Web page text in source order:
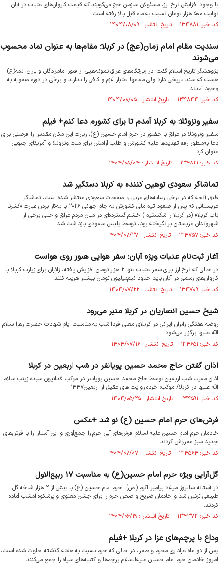
با وجود افزایش نرخ ارز، مسئولان سازمان حج می‌گویند که قیمت‌ کاروان‌های عتبات در آبان
نهایت ۵۰۰ هزار تومان نسبت به ماه قبل بالا رفته است.
کد خبر: ۱۳۴۸۸۱ تاریخ انتشار : ۱۴۰۴/۰۸/۰۹
سندیت مقام امام زمان(عج) در کربلا؛ مقام‌ها به عنوان نماد محسوب
می‌شوند
پژوهشگر تاریخ اسلام گفت: در زیارتگاه‌های عراق نمونه‌هایی از قبور امامزادگان و یاران ائمه(ع)
هست که سند تاریخی دارد ولی مقامها اعتبار لازم و کافی را ندارند و برخی در دوره صفویه به
وجود آمدند.
کد خبر: ۱۳۴۸۴۴ تاریخ انتشار : ۱۴۰۴/۰۸/۰۵
سفیر ونزوئلا: به کربلا آمدم تا برای کشورم دعا کنم+ فیلم
سفیر ونزوئلا در عراق با حضور در حرم امام حسین (ع)، زیارت این مکان مقدس را فرصتی برای
دعا به‌منظور رفع تهدیدها علیه کشورش و طلب آرامش برای ملت ونزوئلا و آمریکای جنوبی
عنوان کرد.
کد خبر: ۱۳۴۸۲۱ تاریخ انتشار : ۱۴۰۴/۰۸/۰۴
تماشاگر سعودی توهین کننده به کربلا دستگیر شد
طبق آنچه که در برخی رسانه‌های عربی و صفحات سعودی منتشر شده است، تماشاگر
عربستانی که پس از صعود تیم ملی کشورش به جام جهانی ۲۰۲۶ با به‌کار بردن عبارت «کَسَرنا
باب کربلا» (درِ کربلا را شکستیم!) خشم گسترده‌ای در میان مردم عراق و حتی برخی از
شهروندان عربستان برانگیخته بود، توسط پلیس سعودی بازداشت شد.
کد خبر: ۱۳۴۷۵۷ تاریخ انتشار : ۱۴۰۴/۰۷/۲۷
آغاز ثبت‌نام عتبات ویژه آبان؛ سفر هوایی هنوز روی هواست
در حالی که نرخ ارز برای سفر عتبات تنها ۲ هزار تومان افزایش یافته، زائران برای زیارت کربلا با
کاروان‌های رسمی در آبان باید حدود نیم‌میلیون تومان بیشتر هزینه کنند.
کد خبر: ۱۳۴۷۰۹ تاریخ انتشار : ۱۴۰۴/۰۷/۲۲
شیخ حسین انصاریان در کربلا منبر می‌رود
روضه هفتگی زائران ایرانی در کربلای معلی فردا شب به مناسبت ایام شهادت حضرت زهرا سلام
الله علیها برگزار می‌شود.
کد خبر: ۱۳۴۶۵۱ تاریخ انتشار : ۱۴۰۴/۰۷/۱۶
اذان گفتن حاج محمد حسین پویانفر در شب اربعین در کربلا
اذان مغرب شب اربعین توسط حاج محمد حسین پویانفر در موکب فدائیون سیده زینب سلام
الله علیها در کربلا/ موکب؛ خرده روایت های عقیق از اربعین۱۴۴۷
کد خبر: ۱۳۴۵۹۱ تاریخ انتشار : ۱۴۰۴/۰۵/۲۵
فرش‌های حرم امام حسین (ع) نو شد +عکس
خادمان حرم امام حسین علیه‌السلام فرش‌های آبی حرم را جمع‌آوری و این آستان را با فرش‌های
جدید سبز مفروش کردند.
کد خبر: ۱۳۴۵۶۴ تاریخ انتشار : ۱۴۰۴/۰۷/۰۷
گل‌آرایی ویژه حرم امام حسین(ع) به مناسبت ۱۷ ربیع‌الاول
در آستانه سالروز میلاد پیامبر اکرم (ص)، حرم امام حسین (ع) با بیش از ۲ هزار شاخه گل
طبیعی تزئین شد و خادمان ضریح و صحن حرم را برای جشن معنوی و پرشکوه امشب آماده
کردند.
کد خبر: ۱۳۴۳۷۳ تاریخ انتشار : ۱۴۰۴/۰۶/۱۹
وداع با پرچم‌های عزا در کربلا +فیلم
پس از دو ماه عزاداری محرم و صفر، در حالی که حرم نسبت به هفته گذشته خلوت شده است،
امروز خادمان حرم امام حسین علیه‌السلام پرچم‌ها و کتیبه‌های سیاه را جمع می‌کنند.